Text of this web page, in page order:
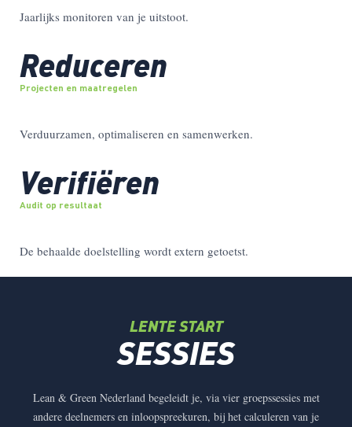
Jaarlijks monitoren van je uitstoot.
Reduceren
Projecten en maatregelen
Verduurzamen, optimaliseren en samenwerken.
Verifiëren
Audit op resultaat
De behaalde doelstelling wordt extern getoetst.
LENTE START
SESSIES
Lean & Green Nederland begeleidt je, via vier groepssessies met
andere deelnemers en inloopspreekuren, bij het calculeren van je